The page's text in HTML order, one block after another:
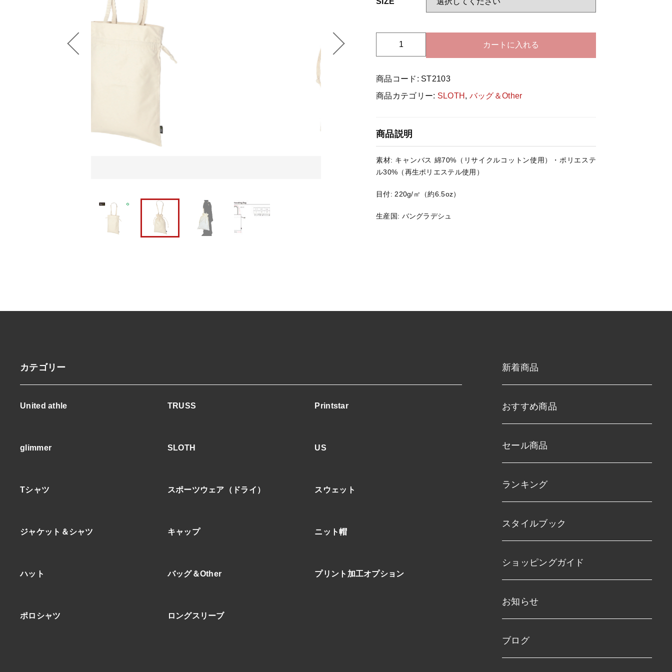
L
T
H
2
1
3
巾
バ
ッ
カートに入れる
商品コード: ST2103
商品カテゴリー: SLOTH , バッグ＆Other
商品説明
素材: キャンバス 綿70%（リサイクルコットン使用）・ポリエステ
ル30%（再生ポリエステル使用）
目付: 220g/㎡（約6.5oz）
生産国: バングラデシュ
カテゴリー
United athle TRUSS Printstar
glimmer SLOTH US
Tシャツ スポーツウェア（ドライ） スウェット
ジャケット＆シャツ キャップ ニット帽
ハット バッグ＆Other プリント加工オプション
ポロシャツ ロングスリーブ
新着商品
おすすめ商品
セール商品
ランキング
スタイルブック
ショッピングガイド
お知らせ
ブログ